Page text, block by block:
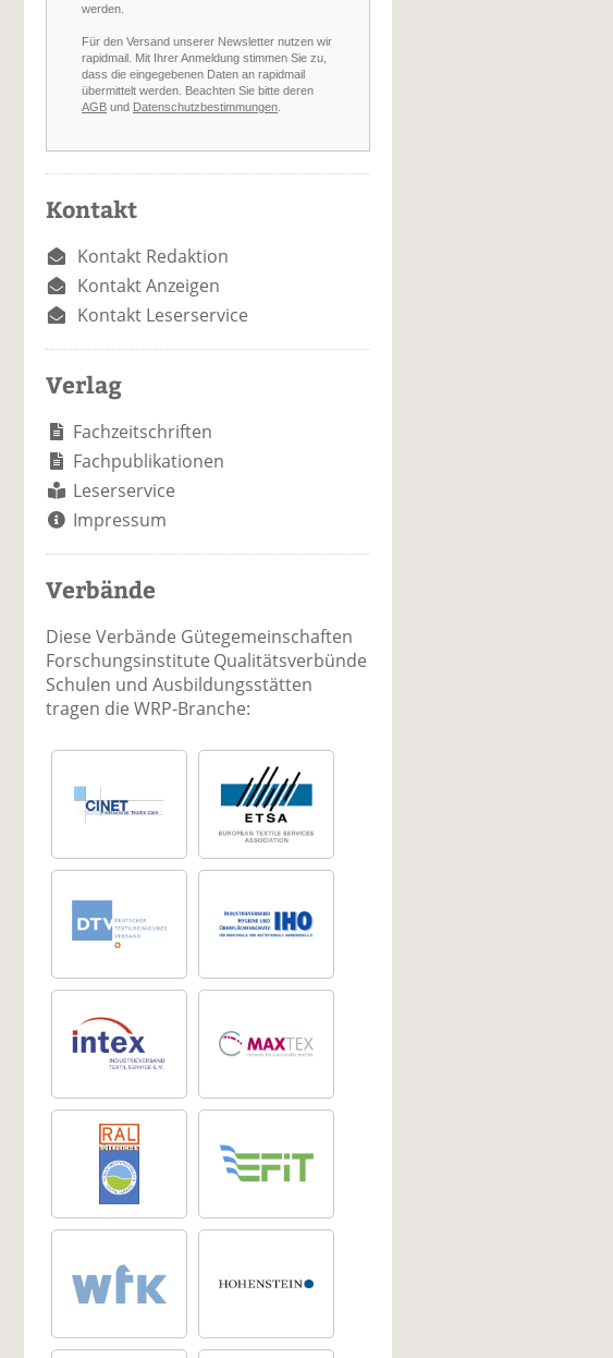
werden.
Für den Versand unserer Newsletter nutzen wir
rapidmail. Mit Ihrer Anmeldung stimmen Sie zu,
dass die eingegebenen Daten an rapidmail
übermittelt werden. Beachten Sie bitte deren
AGB und Datenschutzbestimmungen
Kontakt
Kontakt Redaktion
Kontakt Anzeigen
Kontakt Leserservice
Verlag
Fachzeitschriften
Fachpublikationen
Leserservice
Impressum
Verbände
Diese Verbände Gütegemeinschaften
Forschungsinstitute Qualitätsverbünde
Schulen und Ausbildungsstätten
tragen die WRP-Branche: